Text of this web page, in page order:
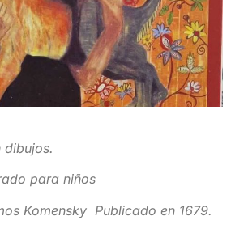
dibujos.
para niños
Komensky Publicado en 1679.